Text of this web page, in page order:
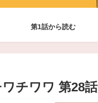
第1話から読む
チワワ 第28話